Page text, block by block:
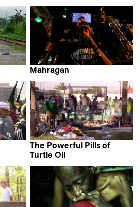
Mahragan
The Powerful Pills of
Turtle Oil